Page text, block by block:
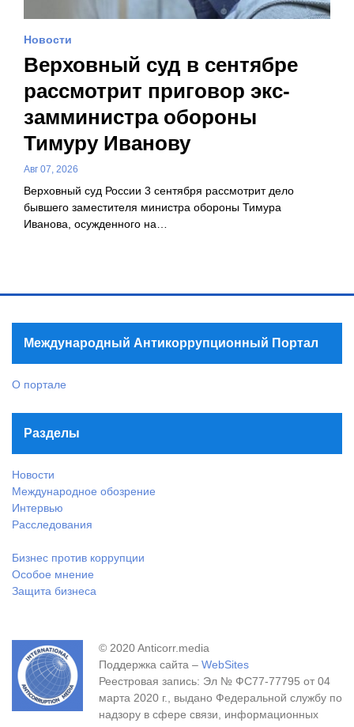
Новости
Верховный суд в сентябре
рассмотрит приговор экс-
замминистра обороны
Тимуру Иванову
Авг 07, 2026
Верховный суд России 3 сентября рассмотрит дело
бывшего заместителя министра обороны Тимура
Иванова, осужденного на…
Международный Антикоррупционный Портал
О портале
Разделы
Новости
Международное обозрение
Интервью
Расследования
Бизнес против коррупции
Особое мнение
Защита бизнеса
© 2020 Anticorr.media
Поддержка сайта – WebSites
Реестровая запись: Эл № ФС77-77795 от 04
марта 2020 г., выдано Федеральной службу по
надзору в сфере связи, информационных